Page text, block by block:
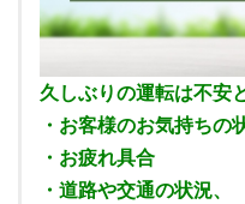
久しぶりの運転は不安
・お客様のお気持ちの
・お疲れ具合
・道路や交通の状況、